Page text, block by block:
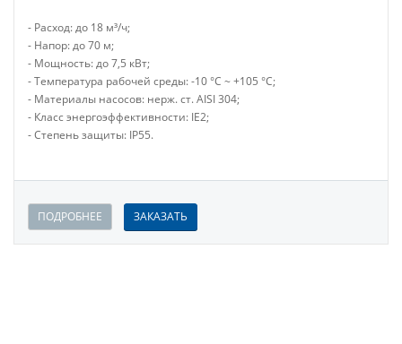
- Расход: до 18 м³/ч;
- Напор: до 70 м;
- Мощность: до 7,5 кВт;
- Температура рабочей среды: -10 °С ~ +105 °С;
- Материалы насосов: нерж. ст. AISI 304;
- Класс энергоэффективности: IE2;
- Степень защиты: IP55.
ПОДРОБНЕЕ ЗАКАЗАТЬ